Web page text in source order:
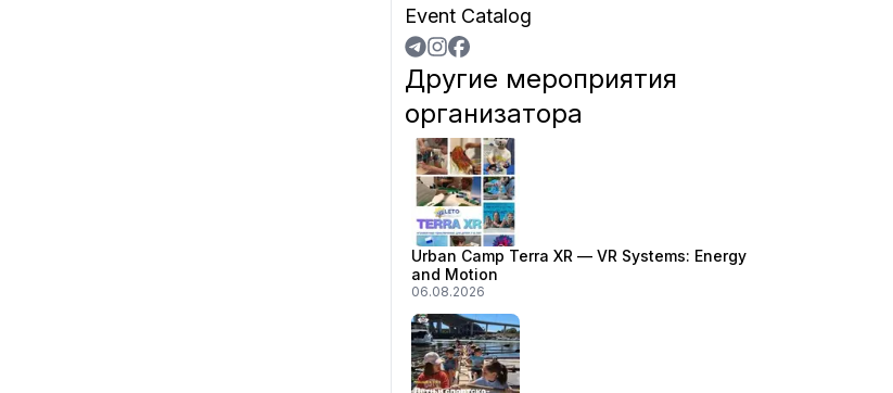
Event Catalog
Другие мероприятия
организатора
Urban Camp Terra XR — VR Systems: Energy
and Motion
06.08.2026